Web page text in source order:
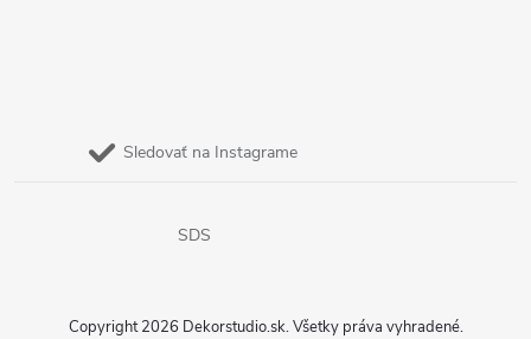
Sledovať na Instagrame
SDS
Copyright 2026 Dekorstudio.sk. Všetky práva vyhradené.